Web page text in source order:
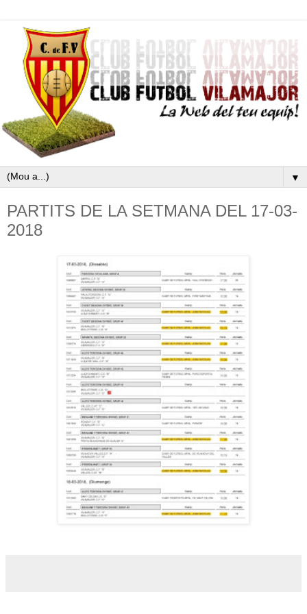
▼
PARTITS DE LA SETMANA DEL 17-03-
2018